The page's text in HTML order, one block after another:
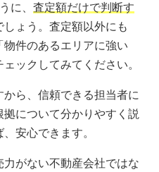
に、 査定額だけで判断す
しょう。査定額以外にも
物件のあるエリアに強い
ックしてみてください。
ら、信頼できる担当者に
について分かりやすく説
安心できます。
がない不動産会社ではな